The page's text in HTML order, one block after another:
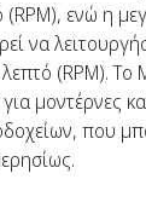
ενώ η
να
(RPM). Το
μοντέρνες
που